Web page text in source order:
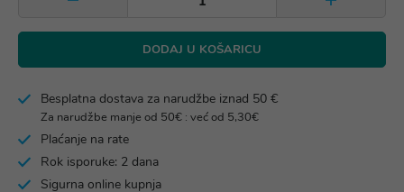
DODAJ U KOŠARICU
Besplatna dostava za narudžbe iznad 50 €
Za narudžbe manje od 50€ : već od 5,30€
Plaćanje na rate
Rok isporuke: 2 dana
Sigurna online kupnja